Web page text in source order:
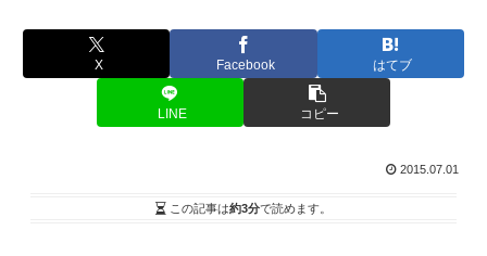
X Facebook はてブ
LINE コピー
2015.07.01
この記事は約3分で読めます。